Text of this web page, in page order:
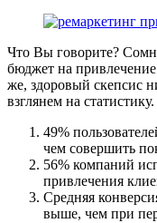
Что Вы говорите?
бюджет на
же, здоровый скепсис
взглянем на
49%
чем совершить
56% компаний
привлечения
Средняя
выше, чем при